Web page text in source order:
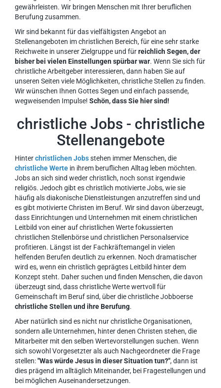
gewährleisten. Wir bringen Menschen mit Ihrer beruflichen
Berufung zusammen.
Wir sind bekannt für das vielfältigsten Angebot an
Stellenangeboten im christlichen Bereich, für eine sehr starke
Reichweite in unserer Zielgruppe und fürreichlich Segen, der
bisher bei vielen Einstellungen spürbar war. Wenn Sie sich für
christliche Arbeitgeber interessieren, dann haben Sie auf
unseren Seiten viele Möglichkeiten, christliche Stellen zu finden.
Wir wünschen Ihnen Gottes Segen und einfach passende,
wegweisenden Impulse! Schön, dass Sie hier sind!
christliche Jobs - christliche
Stellenangebote
Hinterchristlichen Jobsstehen immer Menschen, die
christliche Werte in ihrem beruflichen Alltag leben möchten.
Jobs an sich sind weder christlich, noch sonst irgendwie
religiös. Jedoch gibt es christlich motivierte Jobs, wie sie
häufig als diakonische Dienstleistungen anzutreffen sind und
es gibt motivierte Christen im Beruf. Wir sind davon überzeugt,
dass Einrichtungen und Unternehmen mit einem christlichen
Leitbild von einer auf christlichen Werte fokussierten
christlichen Stellenbörse und christlichen Personalservice
profitieren. Längst ist der Fachkräftemangel in vielen
helfenden Berufen deutlich zu erkennen. Noch dramatischer
wird es, wenn ein christlich geprägtes Leitbild hinter dem
Konzept steht. Daher suchen und finden Menschen, die davon
überzeugt sind, dass christliche Werte wertvoll für
Gemeinschaft im Beruf sind, über die christliche Jobboerse
christliche Stellen und ihre Berufung.
Aber natürlich sind es nicht nur christliche Organisationen,
sondern alle Unternehmen, hinter denen Christen stehen, die
Mitarbeiter mit den selben Wertevorstellungen suchen. Wenn
sich sowohl Vorgesetzter als auch Nachgeordneter die Frage
stellen:"Was würde Jesus in dieser Situation tun?", dann ist
dies prägend im alltäglich Miteinander, bei Fragestellungen und
bei möglichen Auseinandersetzungen.